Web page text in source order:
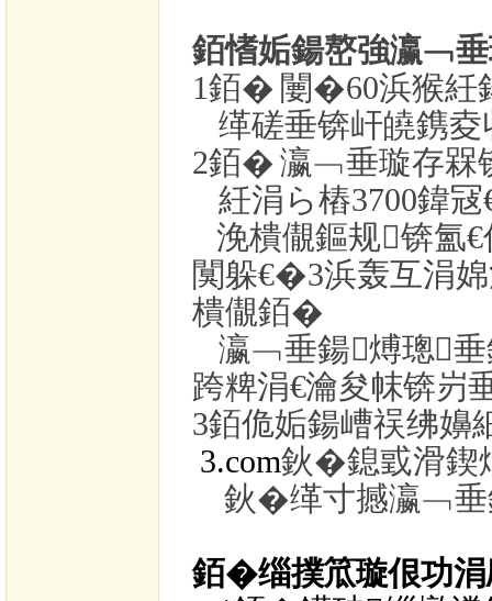
銆愭姤鍚嶅強瀛﹁
1銆� 闄�60浜猴紝
缂磋垂锛屽皢鎸
2銆�瀛﹁垂璇存
紝涓ら樁3700鍏
浼樻儬鏂规锛氳
闃躲€�3浜轰互涓
樻儬銆�
瀛﹁垂鍚煿璁
跨粺涓€瀹夋帓锛岃
3銆佹姤鍚嶆祦绋
3.com鈥�鎴戜滑
鈥�缂寸撼瀛﹁
銆�缁撲笟璇佷功